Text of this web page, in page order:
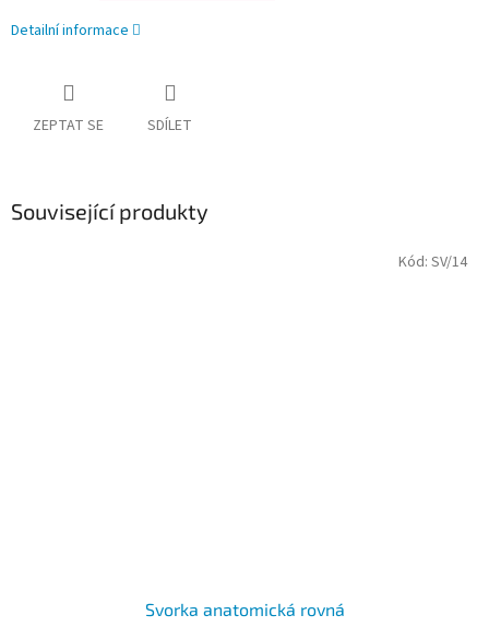
Detailní informace
ZEPTAT SE SDÍLET
Související produkty
Svorka anatomická rovná
Kód: SV/14